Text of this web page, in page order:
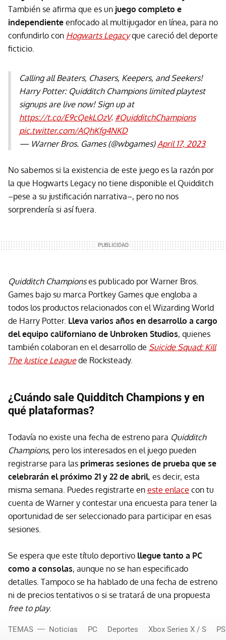
También se afirma que es un juego completo e
independiente enfocado al multijugador en línea, para no
confundirlo con Hogwarts Legacyque careció del deporte
ficticio.
Calling all Beaters, Chasers, Keepers, and Seekers!
Harry Potter: Quidditch Champions limited playtest
signups are live now! Sign up at
https://t.co/E9cQekLOzV. #QuidditchChampions
pic.twitter.com/AQhKfg4NKD
— Warner Bros. Games (@wbgames) April 17, 2023
No sabemos si la existencia de este juego es la razón por
la que Hogwarts Legacy no tiene disponible el Quidditch
–pese a su justificación narrativa–, pero no nos
sorprendería si así fuera.
Quidditch Championses publicado por Warner Bros.
Games bajo su marca Portkey Games que engloba a
todos los productos relacionados con el Wizarding World
de Harry Potter. Lleva varios años en desarrollo a cargo
del equipo californiano de Unbroken Studios, quienes
también colaboran en el desarrollo de Suicide Squad: Kill
The Justice Leaguede Rocksteady.
¿Cuándo sale Quidditch Champions y en
qué plataformas?
Todavía no existe una fecha de estreno para Quidditch
Champions, pero los interesados en el juego pueden
registrarse para las primeras sesiones de prueba que se
celebrarán el próximo 21 y 22 de abril, es decir, esta
misma semana. Puedes registrarte en este enlace con tu
cuenta de Warner y contestar una encuesta para tener la
oportunidad de ser seleccionado para participar en esas
sesiones.
Se espera que este título deportivo llegue tanto a PC
como a consolas, aunque no se han especificado
detalles. Tampoco se ha hablado de una fecha de estreno
ni de precios tentativos o si se tratará de una propuesta
free to play.
TEMAS Noticias PC Deportes Xbox Series X / S